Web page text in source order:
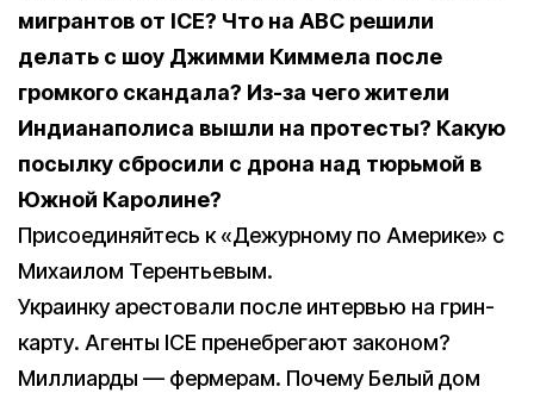
мигрантов от ICE? Что на ABC решили
делать с шоу Джимми Киммела после
громкого скандала? Из-за чего жители
Индианаполиса вышли на протесты? Какую
посылку сбросили с дрона над тюрьмой в
Южной Каролине?
Присоединяйтесь к «Дежурному по Америке» с
Михаилом Терентьевым.
Украинку арестовали после интервью на грин-
карту. Агенты ICE пренебрегают законом?
Миллиарды — фермерам. Почему Белый дом